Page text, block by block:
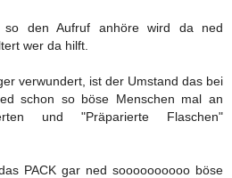
den Aufruf anhöre wird da ned
wer da hilft.
verwundert, ist der Umstand das bei
schon so böse Menschen mal an
und "Präparierte Flaschen"
PACK gar ned soooooooooo böse